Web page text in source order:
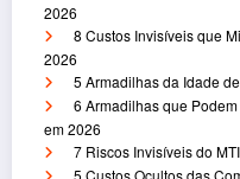
2026
8 Custos Invisíveis que
2026
5 Armadilhas da Idade
6 Armadilhas que
em 2026
7 Riscos Invisíveis do
5 Custos Ocultos das